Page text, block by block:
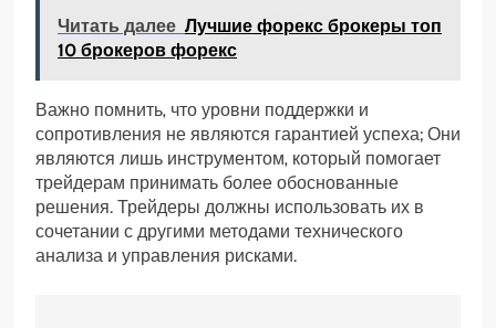
Читать далее Лучшие форекс брокеры топ
10 брокеров форекс
Важно помнить‚ что уровни поддержки и
сопротивления не являются гарантией успеха; Они
являются лишь инструментом‚ который помогает
трейдерам принимать более обоснованные
решения. Трейдеры должны использовать их в
сочетании с другими методами технического
анализа и управления рисками.